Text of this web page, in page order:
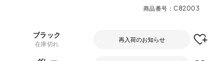
商品番号 C82003
ブラック
在庫切れ
再入荷のお知らせ